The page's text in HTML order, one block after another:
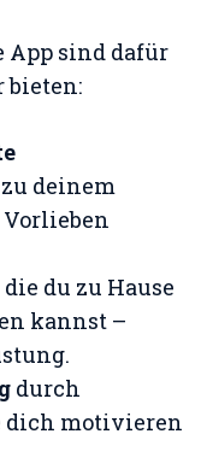
App sind dafür
bieten:
deinem
die du zu Hause
kannst –
durch
dich motivieren